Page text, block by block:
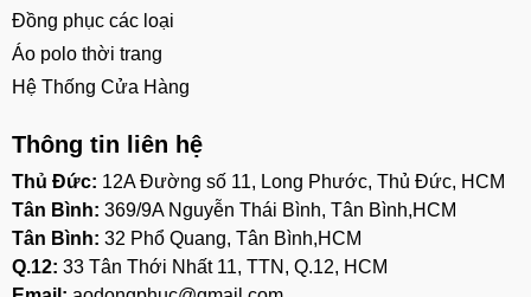
Đồng phục các loại
Áo polo thời trang
Hệ Thống Cửa Hàng
Thông tin liên hệ
Thủ Đức: 12A Đường số 11, Long Phước, Thủ Đức, HCM
Tân Bình: 369/9A Nguyễn Thái Bình, Tân Bình,HCM
Tân Bình: 32 Phổ Quang, Tân Bình,HCM
Q.12: 33 Tân Thới Nhất 11, TTN, Q.12, HCM